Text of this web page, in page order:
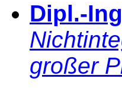
Dipl.-
großer